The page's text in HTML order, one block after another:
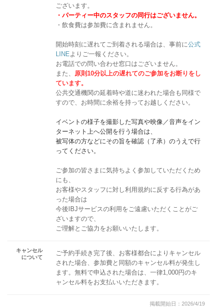
ございます。
・パーティー中のスタッフの同行はございません。
・飲食費は参加費に含まれません。
開始時刻に遅れてご到着される場合は、事前に公式
LINE よりご一報ください。
お電話での問い合わせ窓口はございません。
また、 原則10分以上の遅れてのご参加をお断りをし
ています。
公共交通機関の延着時や道に迷われた場合も同様で
すので、お時間に余裕を持ってお越しください。
イベントの様子を撮影した写真や映像／音声をイン
ターネット上へ公開を行う場合は、
被写体の方などにその旨を確認（了承）のうえで行
ってください。
ご参加の皆さまに気持ちよく参加していただくため
にも、
お客様やスタッフに対し利用規約に反する行為があ
った場合は
今後IBJサービスの利用をご遠慮いただくことがご
ざいますので、
ご理解とご協力をお願いいたします。
キャンセル
について
ご予約手続き完了後、お客様都合によりキャンセル
された場合、参加費と同額のキャンセル料が発生し
ます。無料で申込された場合は、一律1,000円のキ
ャンセル料をお支払いいただきます。
掲載開始日：2026/4/19